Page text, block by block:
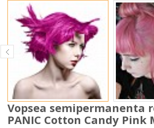
Vopsea semipermanenta
PANIC Cotton Candy Pink